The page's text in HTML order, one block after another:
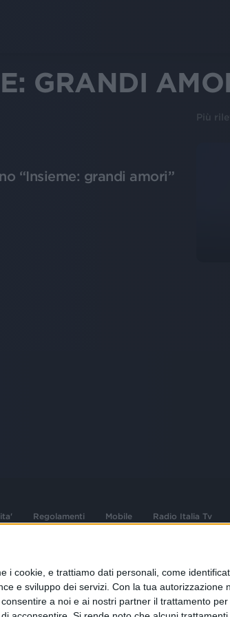
i cookie, e trattiamo dati personali, come
e sviluppo dei servizi. Con la tua autorizzazione
a noi e ai nostri partner il trattamento
GRANDI
Più
“Insieme: grandi amori”
Regolamenti Mobile Radio Italia Tv
Sede Amministrativa: Viale Europa 49,
02 25444220
Sede Legale: Via Savona 97, 20144 Milano